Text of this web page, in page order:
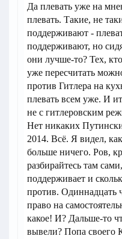
Да плевать уже на
плевать. Такие, не
поддерживают -
поддерживают, но
они лучше-то? Тех,
уже пересчитать
против Гитлера на
плевать всем уже. И
не с гитлеровским
Нет никаких
2014. Всё. Я видел,
больше ничего. Ров,
разбирайтесь там
поддерживает и
против. Одиннадцать
право на
какое! И? Дальше-то
вывели? Попа своего